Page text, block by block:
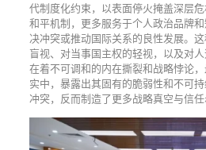
代制度化约束，以表面停火掩盖深层
和平机制，更多服务于个人政治品牌
决冲突或推动国际关系的良性发展。
盲视、对当事国主权的轻视，以及对
在着不可调和的内在撕裂和战略悖论
实中，暴露出其固有的脆弱性和不可
冲突，反而制造了更多战略真空与信任